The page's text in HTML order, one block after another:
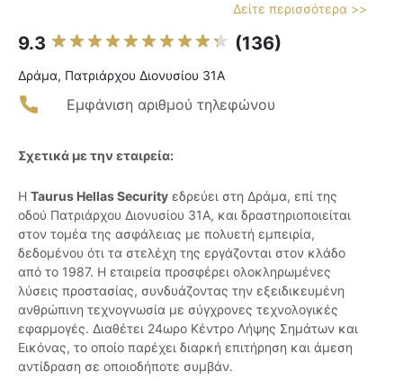
Δείτε περισσότερα >>
9.3 (136)
Δράμα, Πατριάρχου Διονυσίου 31A
Εμφάνιση αριθμού τηλεφώνου
Σχετικά με την εταιρεία:
Η Taurus Hellas Security εδρεύει στη Δράμα, επί της
οδού Πατριάρχου Διονυσίου 31Α, και δραστηριοποιείται
στον τομέα της ασφάλειας με πολυετή εμπειρία,
δεδομένου ότι τα στελέχη της εργάζονται στον κλάδο
από το 1987. Η εταιρεία προσφέρει ολοκληρωμένες
λύσεις προστασίας, συνδυάζοντας την εξειδικευμένη
ανθρώπινη τεχνογνωσία με σύγχρονες τεχνολογικές
εφαρμογές. Διαθέτει 24ωρο Κέντρο Λήψης Σημάτων και
Εικόνας, το οποίο παρέχει διαρκή επιτήρηση και άμεση
αντίδραση σε οποιοδήποτε συμβάν.